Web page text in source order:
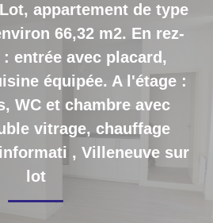
GESTION
Vendre
En Ligne Gratuite
Biens Vendus
appartement de type
66,32 m2. En rez-
entrée avec placard,
équipée. A l'étage :
WC et chambre avec
vitrage, chauffage
, Villeneuve sur
lot